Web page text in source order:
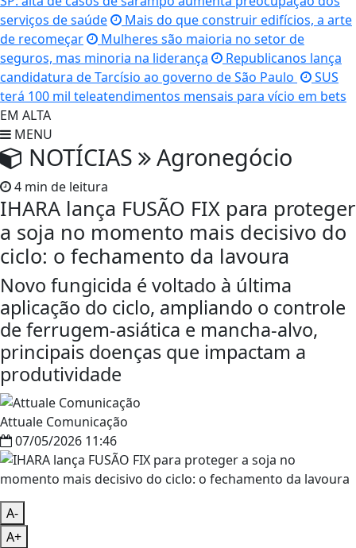
serviços de saúde
Mais do que construir edifícios, a arte
de recomeçar
Mulheres são maioria no setor de
seguros, mas minoria na liderança
Republicanos lança
candidatura de Tarcísio ao governo de São Paulo
SUS
terá 100 mil teleatendimentos mensais para vício em bets
EM ALTA
MENU
NOTÍCIAS Agronegócio
4 min de leitura
IHARA lança FUSÃO FIX para proteger
a soja no momento mais decisivo do
ciclo: o fechamento da lavoura
Novo fungicida é voltado à última
aplicação do ciclo, ampliando o controle
de ferrugem-asiática e mancha-alvo,
principais doenças que impactam a
produtividade
Attuale Comunicação
07/05/2026 11:46
A-
A+